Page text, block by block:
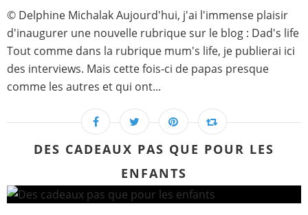
© Delphine Michalak Aujourd'hui, j'ai l'immense plaisir
d'inaugurer une nouvelle rubrique sur le blog : Dad's life
Tout comme dans la rubrique mum's life, je publierai ici
des interviews. Mais cette fois-ci de papas presque
comme les autres et qui ont...
DES CADEAUX PAS QUE POUR LES
ENFANTS